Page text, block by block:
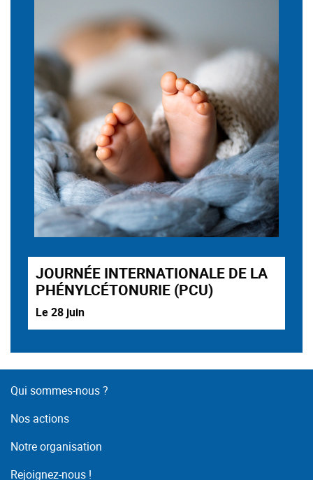
JOURNÉE INTERNATIONALE DE LA
PHÉNYLCÉTONURIE (PCU)
Le 28 juin
Qui sommes-nous ?
Nos actions
Notre organisation
Rejoignez-nous !